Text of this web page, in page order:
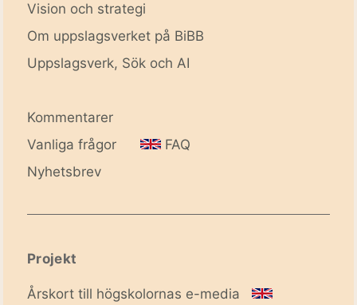
Vision och strategi
Om uppslagsverket på BiBB
Uppslagsverk, Sök och AI
Kommentarer
Vanliga frågor
FAQ
Nyhetsbrev
Projekt
Årskort till högskolornas e-media